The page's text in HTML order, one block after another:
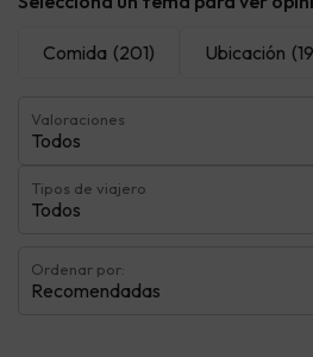
Comida (201) Ubicación
Valoraciones
Todos
Tipos de viajero
Todos
Ordenar por:
Recomendadas